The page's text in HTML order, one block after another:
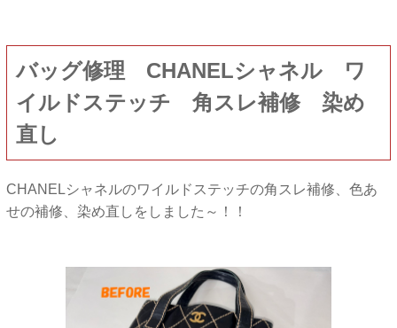
バッグ修理 CHANELシャネル ワ
イルドステッチ 角スレ補修 染め
直し
CHANELシャネルのワイルドステッチの角スレ補修、色あ
せの補修、染め直しをしました～！！